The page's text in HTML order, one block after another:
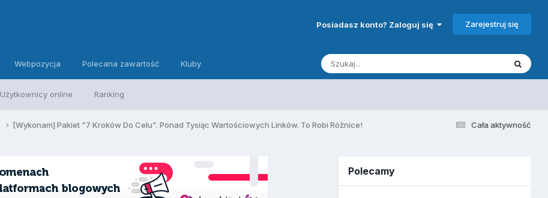
Posiadasz konto? Zaloguj się Zarejestruj się
Użytkownicy online Ranking
Webpozycja Polecana zawartość Kluby
Cała aktywność
[Wykonam] Pakiet "7 Kroków Do Celu". Ponad Tysiąc Wartościowych Linków. To Robi Różnice!
Polecamy